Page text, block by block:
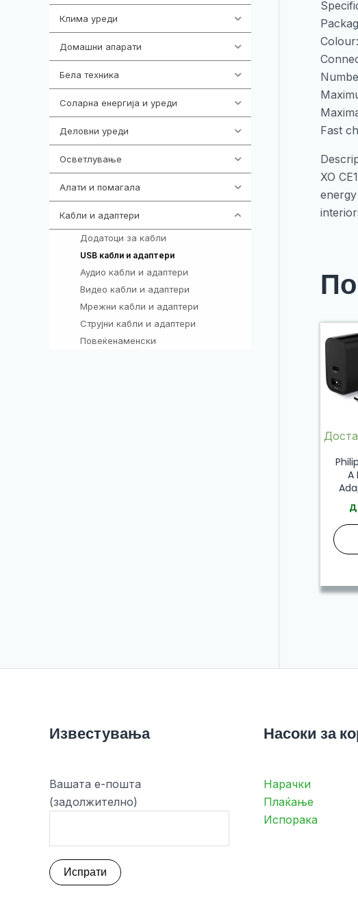
Клима уреди
Домашни апарати
Бела техника
Соларна енергија и уреди
Деловни уреди
Осветлување
Алати и помагала
Кабли и адаптери
Додатоци за кабли
USB кабли и адаптери
Аудио кабли и адаптери
Видео кабли и адаптери
Мрежни кабли и адаптери
Струјни кабли и адаптери
Повеќенаменски
Fast
XO
A
Известувања
Вашата е-пошта
(задолжително)
Насоки за
Нарачки
Плаќање
Испорака